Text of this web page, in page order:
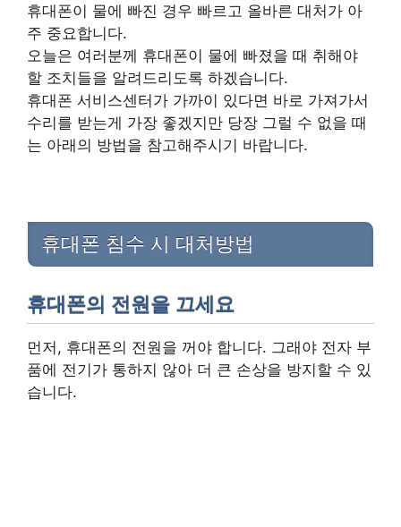
휴대폰이 물에 빠진 경우 빠르고 올바른 대처가 아
주 중요합니다.
오늘은 여러분께 휴대폰이 물에 빠졌을 때 취해야
할 조치들을 알려드리도록 하겠습니다.
휴대폰 서비스센터가 가까이 있다면 바로 가져가서
수리를 받는게 가장 좋겠지만 당장 그럴 수 없을 때
는 아래의 방법을 참고해주시기 바랍니다.
휴대폰 침수 시 대처방법
휴대폰의 전원을 끄세요
먼저, 휴대폰의 전원을 꺼야 합니다. 그래야 전자 부
품에 전기가 통하지 않아 더 큰 손상을 방지할 수 있
습니다.